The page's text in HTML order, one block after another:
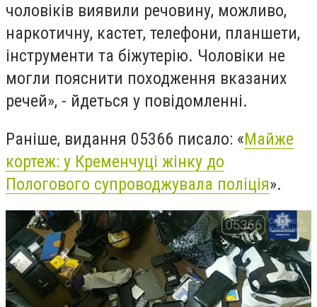
чоловіків виявили речовину, можливо,
наркотичну, кастет, телефони, планшети,
інструменти та біжутерію. Чоловіки не
могли пояснити походження вказаних
речей», - йдеться у повідомленні.
Раніше, видання 05366 писало: «Майже
кортеж: у Кременчуці жінку до
Пологового супроводжувала поліція».